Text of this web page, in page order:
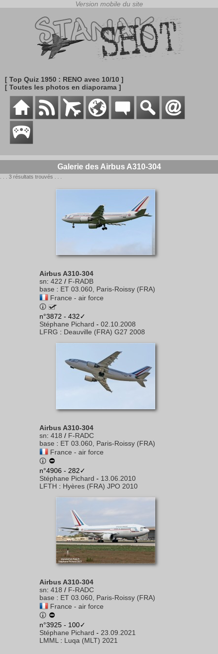
[ Top Quiz 1950 : RENO avec 10/10 ]
[ Toutes les photos en diaporama ]
Galerie des Airbus A310-304
. . . 3 résultats trouvés . . .
Airbus A310-304
sn: 422 / F-RADB
base : ET 03.060, Paris-Roissy (FRA)
France - air force
n°3872 - 432✓
Stéphane Pichard - 02.10.2008
LFRG : Deauville (FRA) G27 2008
Airbus A310-304
sn: 418 / F-RADC
base : ET 03.060, Paris-Roissy (FRA)
France - air force
n°4906 - 282✓
Stéphane Pichard - 13.06.2010
LFTH : Hyères (FRA) JPO 2010
Airbus A310-304
sn: 418 / F-RADC
base : ET 03.060, Paris-Roissy (FRA)
France - air force
n°3925 - 100✓
Stéphane Pichard - 23.09.2021
LMML : Luqa (MLT) 2021